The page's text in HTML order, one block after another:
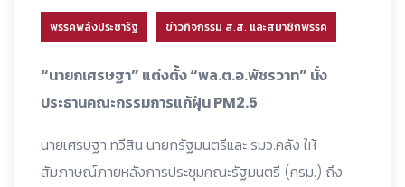
พรรคพลังประชารัฐ ข่าวกิจกรรม ส.ส. และสมาชิกพรรค
“นายกเศรษฐา” แต่งตั้ง “พล.ต.อ.พัชรวาท” นั่ง
ประธานคณะกรรมการแก้ฝุ่น PM2.5
นายเศรษฐา ทวีสิน นายกรัฐมนตรีและ รมว.คลัง ให้
สัมภาษณ์ภายหลังการประชุมคณะรัฐมนตรี (ครม.) ถึง